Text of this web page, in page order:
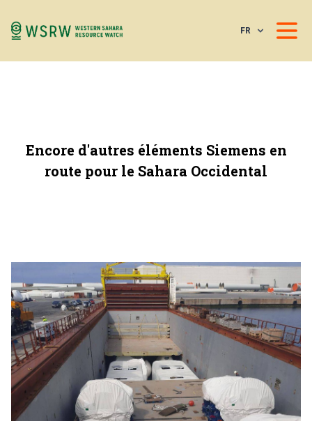
FR
Encore d'autres éléments Siemens en
route pour le Sahara Occidental